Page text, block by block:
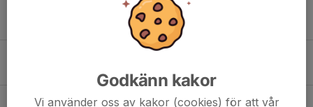
HÖSTSERIERNA 2026
Slutspelet är igång – nu väntar VM:s bästa matcher!
Supertisdag i VM-tältet – nu hejar vi fram Sverige!
Godkänn kakor
Vi använder oss av kakor (cookies) för att vår